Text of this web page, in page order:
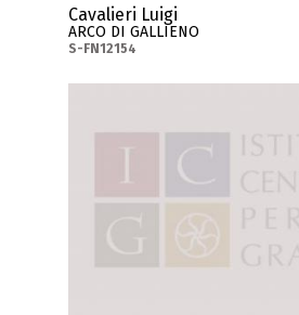
Cavalieri Luigi
ARCO DI GALLIENO
S-FN12154